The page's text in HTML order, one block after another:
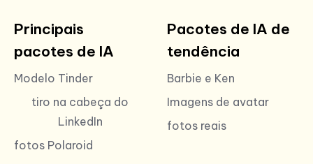
Principais
pacotes de IA
Modelo Tinder
tiro na cabeça do
LinkedIn
fotos Polaroid
Pacotes de IA de
tendência
Barbie e Ken
Imagens de avatar
fotos reais